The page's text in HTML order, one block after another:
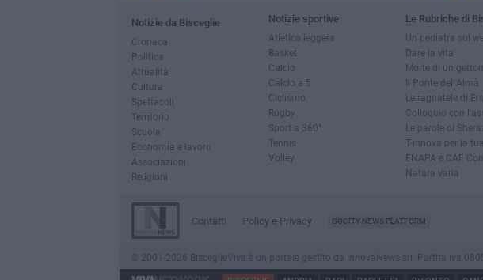
Notizie da Bisceglie
Cronaca
Politica
Attualità
Cultura
Spettacoli
Territorio
Scuola
Economia e lavoro
Associazioni
Religioni
Notizie sportive
Atletica leggera
Basket
Calcio
Calcio a 5
Ciclismo
Rugby
Sport a 360°
Tennis
Volley
Le Rubriche di
Un pediatra sul
Dare la vita
Morte di un
Il Ponte dell'Almà
Le ragnatele di
Colloquio con
Le parole di
T-innova per la
ENAPA e CAF
Natura varia
Contatti Policy e Privacy GOCITY NEWS PLATFORM
© 2001-2026 BisceglieViva è un portale gestito da InnovaNews srl. Partita iva